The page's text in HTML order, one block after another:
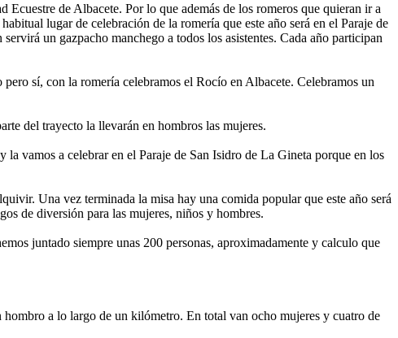
de Albacete. Por lo que además de los romeros que quieran ir a
lugar de celebración de la romería que este año será en el Paraje de
un gazpacho manchego a todos los asistentes. Cada año participan
sí, con la romería celebramos el Rocío en Albacete. Celebramos un
del trayecto la llevarán en hombros las mujeres.
vamos a celebrar en el Paraje de San Isidro de La Gineta porque en los
Una vez terminada la misa hay una comida popular que este año será
de diversión para las mujeres, niños y hombres.
juntado siempre unas 200 personas, aproximadamente y calculo que
a lo largo de un kilómetro. En total van ocho mujeres y cuatro de